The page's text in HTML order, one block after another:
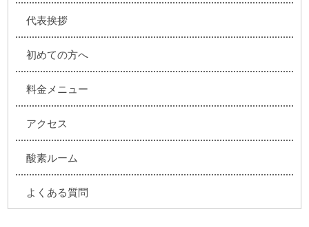
代表挨拶
初めての方へ
料金メニュー
アクセス
酸素ルーム
よくある質問